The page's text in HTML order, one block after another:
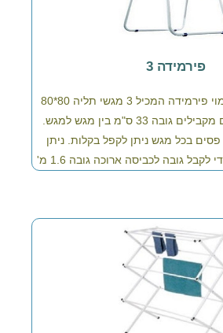
פירמידה 3
מתלה אלומיניום דמוי פירמידה המכיל 3 מגשי תליה 80*80
ס"מ כל אחד מגשים מקבילים גובה 33 ס"מ בין מגש למגש.
מכיל כמות של 10 פסים בכל מגש ניתן לקפל בקלות. ניתן
גובה לכביסה ארוכה גובה 1.6 מ'